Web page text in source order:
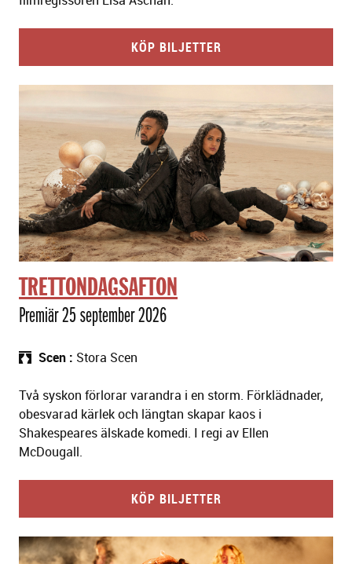
KÖP BILJETTER
TRETTONDAGSAFTON
Premiär 25 september 2026
Scen Stora Scen
Två syskon förlorar varandra i en storm. Förklädnader,
obesvarad kärlek och längtan skapar kaos i
Shakespeares älskade komedi. I regi av Ellen
McDougall.
KÖP BILJETTER